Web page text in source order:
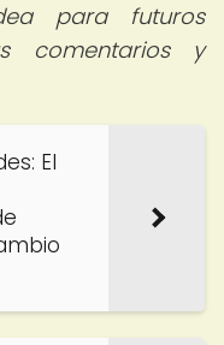
para futuros
comentarios y
El